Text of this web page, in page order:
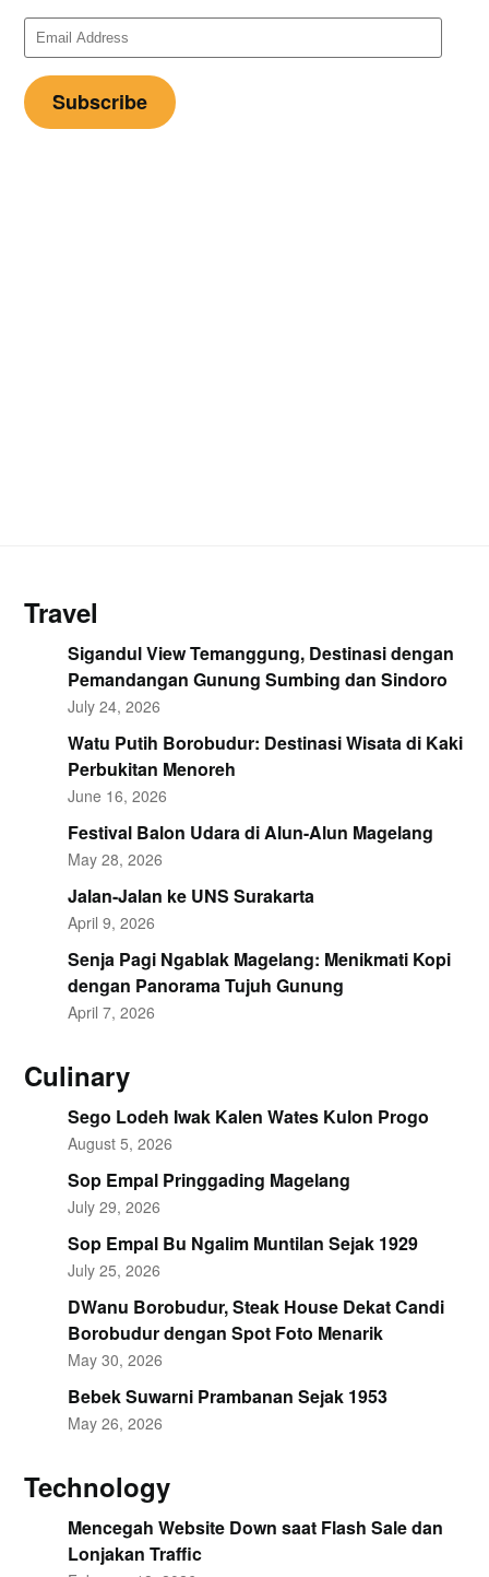
Email
Address
Subscribe
Travel
Sigandul View Temanggung, Destinasi dengan
Pemandangan Gunung Sumbing dan Sindoro
July 24, 2026
Watu Putih Borobudur: Destinasi Wisata di Kaki
Perbukitan Menoreh
June 16, 2026
Festival Balon Udara di Alun-Alun Magelang
May 28, 2026
Jalan-Jalan ke UNS Surakarta
April 9, 2026
Senja Pagi Ngablak Magelang: Menikmati Kopi
dengan Panorama Tujuh Gunung
April 7, 2026
Culinary
Sego Lodeh Iwak Kalen Wates Kulon Progo
August 5, 2026
Sop Empal Pringgading Magelang
July 29, 2026
Sop Empal Bu Ngalim Muntilan Sejak 1929
July 25, 2026
DWanu Borobudur, Steak House Dekat Candi
Borobudur dengan Spot Foto Menarik
May 30, 2026
Bebek Suwarni Prambanan Sejak 1953
May 26, 2026
Technology
Mencegah Website Down saat Flash Sale dan
Lonjakan Traffic